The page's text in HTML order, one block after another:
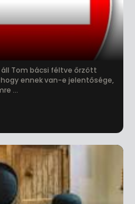
áll Tom bácsi féltve őrzött
ennek van-e jelentősége,
...